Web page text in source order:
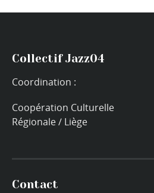
Collectif Jazz04
Coordination :
Coopération Culturelle
Régionale / Liège
Contact